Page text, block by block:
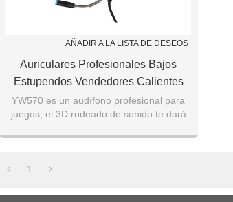
AÑADIR A LA LISTA DE DESEOS
Auriculares Profesionales Bajos
Estupendos Vendedores Calientes
Llevados Ligeros Personalizados Del
Juego
YW570 es un audífono profesional para
juegos, el 3D rodeado de sonido te dará
1